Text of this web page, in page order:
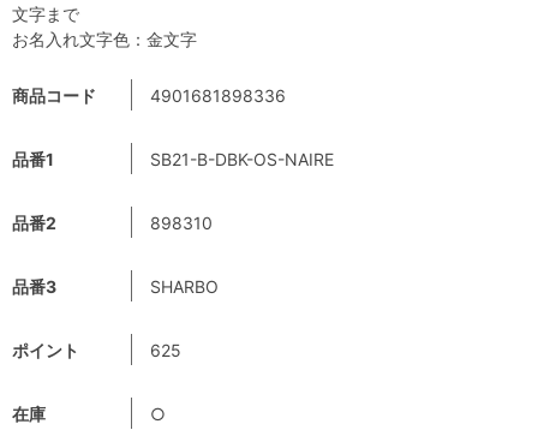
商品コード 4901681898336
品番1 SB21-B-DBK-OS-NAIRE
品番2 898310
品番3 SHARBO
ポイント 625
在庫 ○
文字まで
お名入れ文字色：金文字